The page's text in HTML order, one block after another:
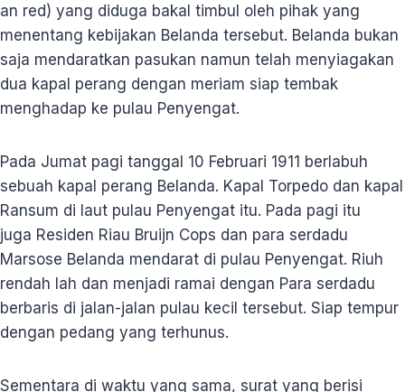
an red) yang diduga bakal timbul oleh pihak yang
menentang kebijakan Belanda tersebut. Belanda bukan
saja mendaratkan pasukan namun telah menyiagakan
dua kapal perang dengan meriam siap tembak
menghadap ke pulau Penyengat.
Pada Jumat pagi tanggal 10 Februari 1911 berlabuh
sebuah kapal perang Belanda. Kapal Torpedo dan kapal
Ransum di laut pulau Penyengat itu. Pada pagi itu
juga Residen Riau Bruijn Cops dan para serdadu
Marsose Belanda mendarat di pulau Penyengat. Riuh
rendah lah dan menjadi ramai dengan Para serdadu
berbaris di jalan-jalan pulau kecil tersebut. Siap tempur
dengan pedang yang terhunus.
Sementara di waktu yang sama, surat yang berisi